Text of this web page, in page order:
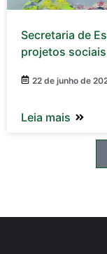
Secretaria de
projetos
22 de junho de
Leia mais